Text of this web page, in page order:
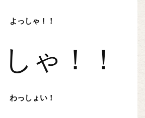
よっしゃ！！
ゃ！！
わっしょい！